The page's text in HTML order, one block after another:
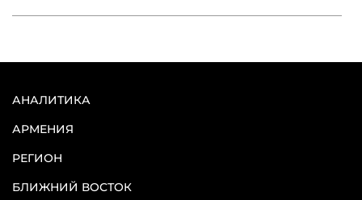
АНАЛИТИКА
АРМЕНИЯ
РЕГИОН
БЛИЖНИЙ ВОСТОК